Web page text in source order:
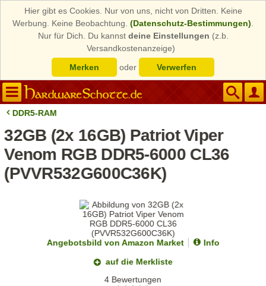
Hier gibt es Cookies. Nur von uns, nicht von Dritten. Keine
Werbung. Keine Beobachtung. (Datenschutz-Bestimmungen)
Nur für Dich. Du kannst deine Einstellungen (z.b.
Versandkostenanzeige)
Merken
oder Verwerfen
DDR5-RAM
32GB (2x 16GB) Patriot Viper
Venom RGB DDR5-6000 CL36
(PVVR532G600C36K)
Angebotsbild von Amazon Market
Info
auf die Merkliste
4 Bewertungen